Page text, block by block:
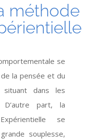
méthode
se
la pensée et du
dans les
part, la
se
souplesse,